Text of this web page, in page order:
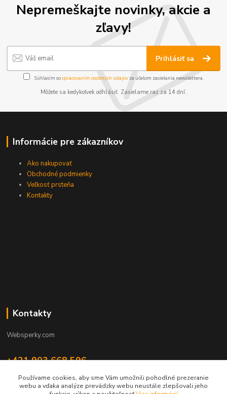
Nepremeškajte novinky, akcie a
zľavy!
Prihlásiť sa
Súhlasím sospracovaním osobných údajov za účelom zasielania newslettera.
Môžete sa kedykoľvek odhlásiť. Zasielame raz za 14 dní.
Informácie pre zákazníkov
Ako nakupovať
Obchodné podmienky
Veľkosť prsteňa
Kontakty
Kontakty
Websperky.com
+421 903 668 596
info@websperky.com
Používame cookies, aby sme Vám umožnili pohodlné prezeranie
webu a vďaka analýze prevádzky webu neustále zlepšovali jeho